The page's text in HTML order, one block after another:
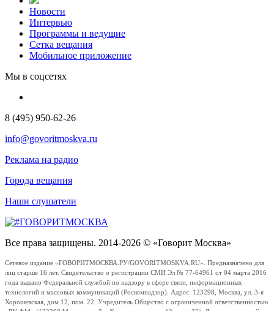
Новости
Интервью
Программы и ведущие
Сетка вещания
Мобильное приложение
Мы в соцсетях
8 (495) 950-62-26
info@govoritmoskva.ru
Реклама на радио
Города вещания
Наши слушатели
Все права защищены. 2014-2026 © «Говорит Москва»
Сетевое издание «ГОВОРИТМОСКВА.РУ/GOVORITMOSKVA.RU». Предназначено для
лиц старше 16 лет. Свидетельство о регистрации СМИ Эл № 77-64961 от 04 марта 2016
года выдано Федеральной службой по надзору в сфере связи, информационных
технологий и массовых коммуникаций (Роскомнадзор). Адрес: 123298, Москва, ул. 3-я
Хорошевская, дом 12, пом. 22. Учредитель Общество с ограниченной ответственностью